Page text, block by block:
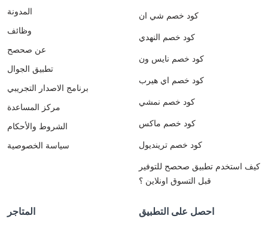
المدونة
وظائف
عن صحصح
تطبيق الجوال
برنامج الاصدار التجريبي
مركز المساعدة
الشروط والأحكام
سياسة الخصوصية
كود خصم شي ان
كود خصم النهدي
كود خصم نايس ون
كود خصم اي هيرب
كود خصم نمشي
كود خصم ماكس
كود خصم ترينديول
كيف استخدم تطبيق صحصح للتوفير
قبل التسوق اونلاين ؟
المتاجر احصل على التطبيق